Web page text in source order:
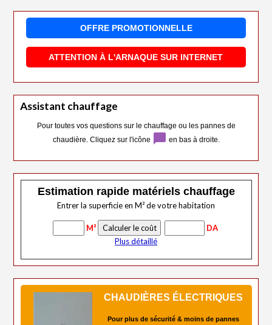
OFFRE PROMOTIONNELLE
ATTENTION À L'ARNAQUE SUR INTERNET
Assistant chauffage
Pour toutes vos questions sur le chauffage ou les pannes de
chaudière. Cliquez sur l'icône
chat_bubble en bas à droite.
Estimation rapide matériels chauffage
Entrer la superficie en M² de votre habitation
M²
DA
Plus détaillé
CHAUDIÈRES ÉLECTRIQUES
Pour plus de sécurité & moins de pannes